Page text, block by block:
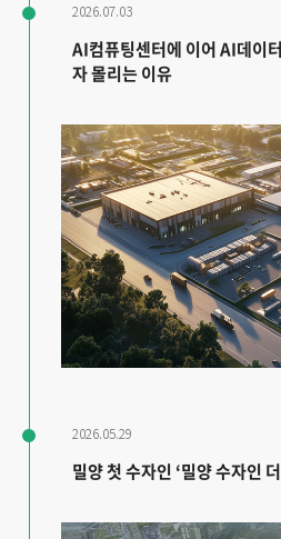
2026.07.03
AI컴퓨팅센터에 이어 AI데이
자 몰리는 이유
2026.05.29
밀양 첫 수자인 ‘밀양 수자인